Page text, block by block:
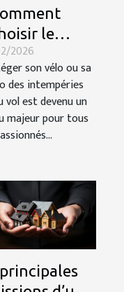
le
abri
votre
ou moto ?
2026
son vélo ou sa
des intempéries
vol est devenu un
majeur pour tous